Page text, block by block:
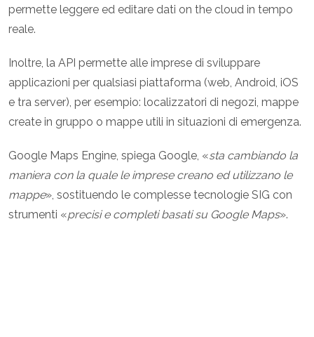
permette leggere ed editare dati on the cloud in tempo
reale.
Inoltre, la API permette alle imprese di sviluppare
applicazioni per qualsiasi piattaforma (web, Android, iOS
e tra server), per esempio: localizzatori di negozi, mappe
create in gruppo o mappe utili in situazioni di emergenza.
Google Maps Engine, spiega Google, «sta cambiando la
maniera con la quale le imprese creano ed utilizzano le
mappe», sostituendo le complesse tecnologie SIG con
strumenti «precisi e completi basati su Google Maps».